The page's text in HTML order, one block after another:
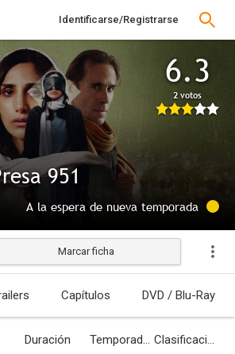
Identificarse/Registrarse
6.3
2 votos
951
A la espera de nueva temporada
Marcar ficha
Capítulos DVD / Blu-Ray
Duración Temporadas Clasificación por edades